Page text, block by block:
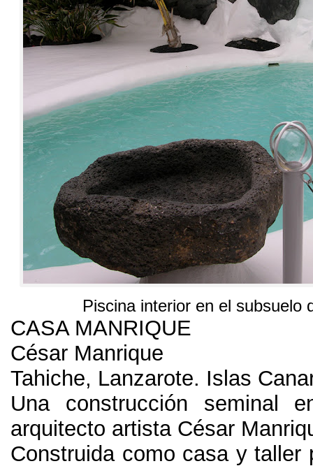
Piscina interior en el subsuelo
CASA MANRIQUE
César Manrique
Tahiche, Lanzarote. Islas
Una construcción seminal
arquitecto artista César
Construida como casa y taller